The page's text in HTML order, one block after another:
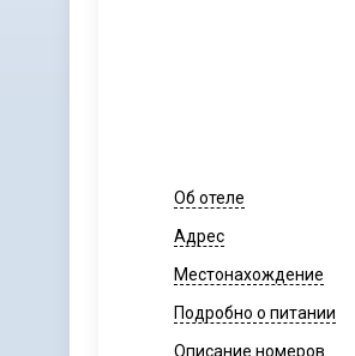
Об отеле
Адрес
Местонахождение
Подробно о питании
Описание номеров